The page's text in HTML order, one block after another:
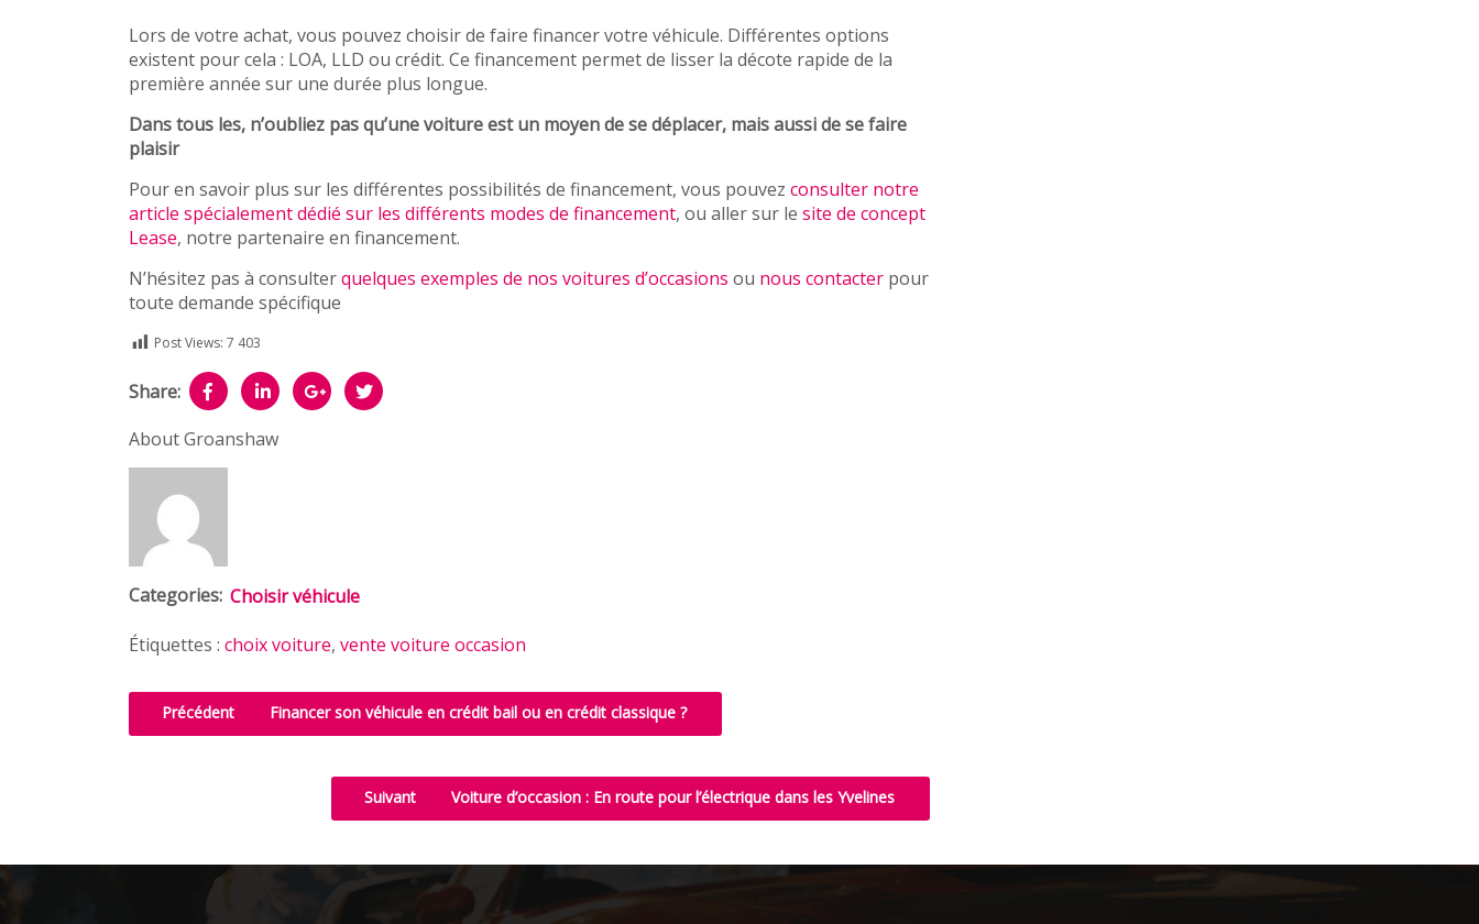
Lors de votre achat, vous pouvez choisir de faire financer votre véhicule. Différentes options
existent pour cela : LOA, LLD ou crédit. Ce financement permet de lisser la décote rapide de la
première année sur une durée plus longue.
Dans tous les, n’oubliez pas qu’une voiture est un moyen de se déplacer, mais aussi de se faire
plaisir
Pour en savoir plus sur les différentes possibilités de financement, vous pouvez consulter notre
article spécialement dédié sur les différents modes de financement, ou aller sur le site de concept
Lease, notre partenaire en financement.
N’hésitez pas à consulterquelques exemples de nos voitures d’occasions ou nous contacter pour
toute demande spécifique
Post Views: 7 403
Share:
About Groanshaw
Categories: Choisir véhicule
Étiquettes : choix voiture, vente voiture occasion
Précédent Financer son véhicule en crédit bail ou en crédit classique ?
Suivant Voiture d’occasion : En route pour l’électrique dans les Yvelines